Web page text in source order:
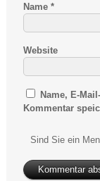
Name *
Website
Name, E-
Kommentar
Sind Sie ein